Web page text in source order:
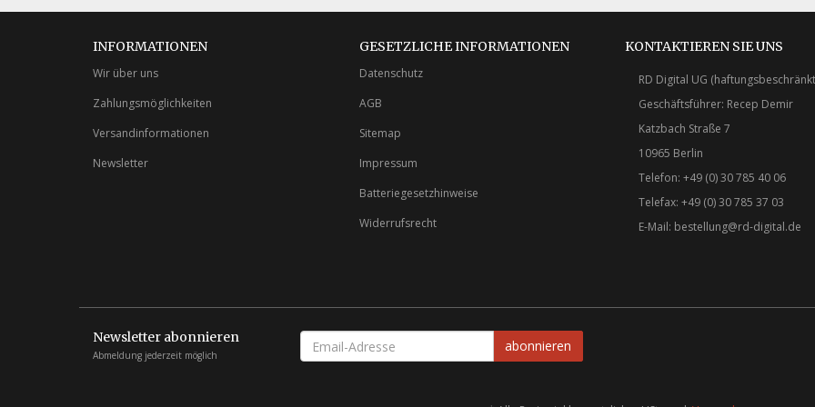
INFORMATIONEN
Wir über uns
Zahlungsmöglichkeiten
Versandinformationen
Newsletter
GESETZLICHE INFORMATIONEN
Datenschutz
AGB
Sitemap
Impressum
Batteriegesetzhinweise
Widerrufsrecht
KONTAKTIEREN SIE UNS
RD Digital UG
Geschäftsführer: Recep Demir
Katzbach Straße 7
10965 Berlin
Telefon: +49 (0) 30 785 40 06
Telefax: +49 (0) 30 785 37 03
E-Mail: bestellung@rd-digital.de
Newsletter abonnieren
Abmeldung jederzeit möglich
EMAIL-
ADRESSE
abonnieren